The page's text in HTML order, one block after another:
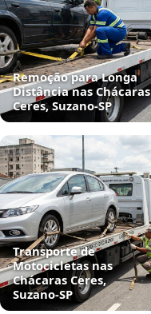
Remoção para Longa
Distância nas Chácaras
Ceres, Suzano‑SP
Transporte de
Motocicletas nas
Chácaras Ceres,
Suzano‑SP